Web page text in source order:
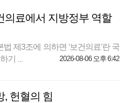
의료에서 지방정부 역할
제3조에 의하면 ‘보건의료’란 국
기 ...
2026-08-06 오후 6:42
, 헌혈의 힘